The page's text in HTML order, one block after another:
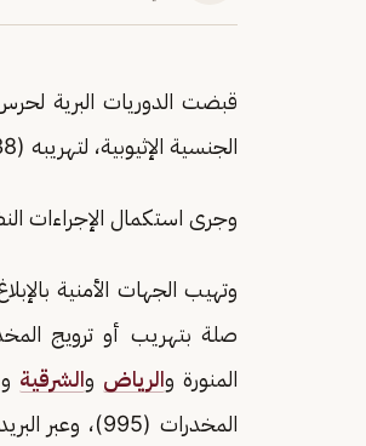
قبضت الدوريات البرية
الجنسية الإثيوبية، لتهريبه (38) كيلوجراما من القات المخدر، و11800 قرص من الإميفيتامين المخدر.
وجرى استكمال الإجراءات
وتهيب الجهات الأمنية
المنورة والرياض والشرقية و(999)
المخدرات (995)، وعبر البريد الإلكتروني: (Email: